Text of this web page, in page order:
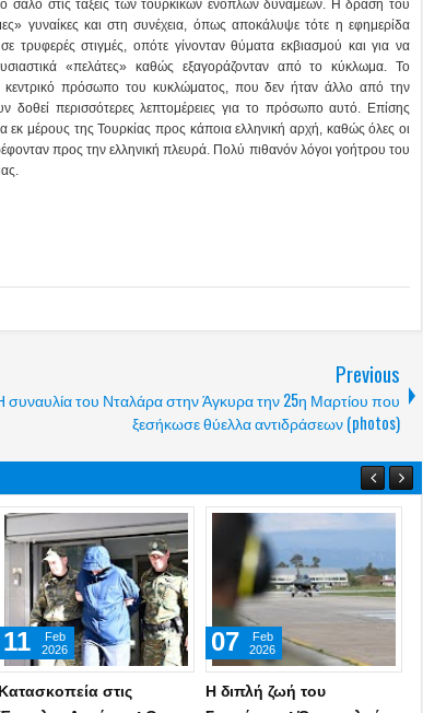
σάλο στις τάξεις των τουρκικών ενόπλων δυνάμεων. Η δράση του
γυναίκες και στη συνέχεια, όπως αποκάλυψε τότε η εφημερίδα
στιγμές, οπότε γίνονταν θύματα εκβιασμού και για να
«πελάτες» καθώς εξαγοράζονταν από το κύκλωμα. Το
κεντρικό πρόσωπο του κυκλώματος, που δεν ήταν άλλο από την
περισσότερες λεπτομέρειες για το πρόσωπο αυτό. Επίσης
εκ μέρους της Τουρκίας προς κάποια ελληνική αρχή, καθώς όλες οι
προς την ελληνική πλευρά. Πολύ πιθανόν λόγοι γοήτρου του
Previous
συναυλία του Νταλάρα στην Άγκυρα την 25η Μαρτίου που
ξεσήκωσε θύελλα αντιδράσεων (photos)
ΓΕΣ: Απαγορεύεται ρητά
13
Jul
2026
Η Ελλάδα αλλάζει δόγμα:
28
Jun
2026